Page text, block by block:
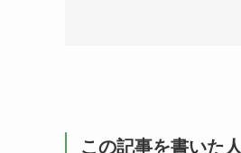
この記事を書いた人